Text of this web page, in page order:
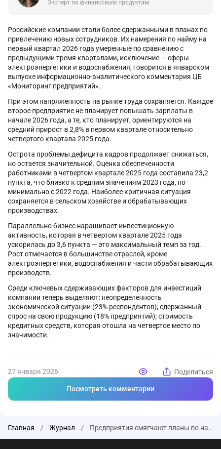
Эксперт по финансовым продуктам
Российские компании стали более сдержанными в планах по
привлечению новых сотрудников. Их намерения по найму на
первый квартал 2026 года умеренные по сравнению с
предыдущими тремя кварталами, исключение — сферы
электроэнергетики и водоснабжения, говорится в январском
выпуске информационно-аналитического комментария ЦБ
«Мониторинг предприятий».
При этом напряженность на рынке труда сохраняется. Каждое
второе предприятие не планирует повышать зарплаты в
начале 2026 года, а те, кто планирует, ориентируются на
средний прирост в 2,8% в первом квартале относительно
четвертого квартала 2025 года.
Острота проблемы дефицита кадров продолжает снижаться,
но остается значительной. Оценка обеспеченности
работниками в четвертом квартале 2025 года составила 23,2
пункта, что близко к средним значениям 2023 года, но
минимально с 2022 года. Наиболее критичная ситуация
сохраняется в сельском хозяйстве и обрабатывающих
производствах.
Параллельно бизнес наращивает инвестиционную
активность, которая в четвертом квартале 2025 года
ускорилась до 3,6 пункта — это максимальный темп за год.
Рост отмечается в большинстве отраслей, кроме
электроэнергетики, водоснабжения и части обрабатывающих
производств.
Среди ключевых сдерживающих факторов для инвестиций
компании теперь выделяют: неопределенность
экономической ситуации (23% респондентов); сдержанный
спрос на свою продукцию (18% предприятий); стоимость
кредитных средств, которая отошла на четвертое место по
значимости.
27 января 2026 Поделиться
Посмотреть комментарии
Главная / Журнал / Предприятия смягчают планы по найму, но наращивают инвестиции